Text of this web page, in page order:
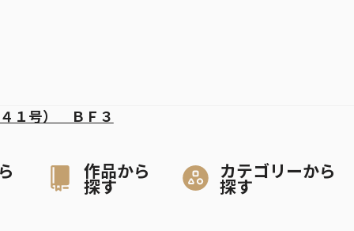
作品から
探す
カテゴリーから
探す
１号） ＢＦ３